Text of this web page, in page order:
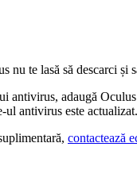
nu te lasă să descarci
antivirus, adaugă
ul antivirus este actualizat.
contactează